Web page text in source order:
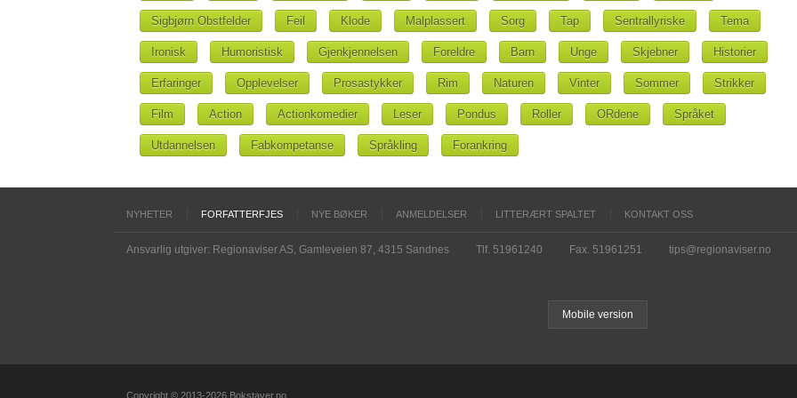
Sigbjørn Obstfelder Feil Klode Malplassert Sorg Tap Sentrallyriske Tema
Ironisk Humoristisk Gjenkjennelsen Foreldre Barn Unge Skjebner Historier
Erfaringer Opplevelser Prosastykker Rim Naturen Vinter Sommer Strikker
Film Action Actionkomedier Leser Pondus Roller ORdene Språket
Utdannelsen Fabkompetanse Språkling Forankring
NYHETER FORFATTERFJES NYE BØKER ANMELDELSER LITTERÆRT SPALTET KONTAKT OSS
Ansvarlig utgiver: Regionaviser AS, Gamleveien 87, 4315 Sandnes Tlf. 51961240 Fax. 51961251 tips@regionaviser.no
Mobile version
Copyright © 2013-2026 Bokstaver.no